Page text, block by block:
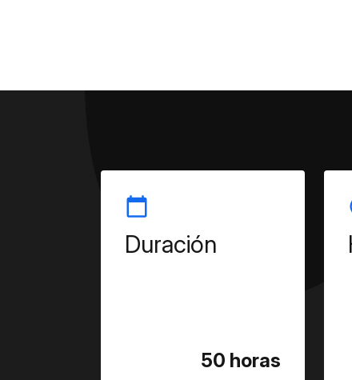
Duración
50 horas